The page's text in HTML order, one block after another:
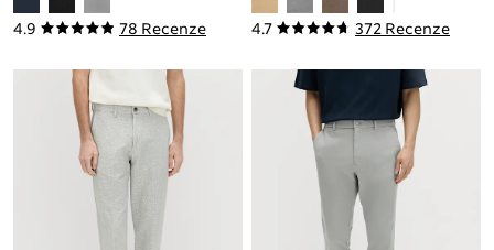
4.9 78 Recenze 4.7 372 Recenze
úzký střih